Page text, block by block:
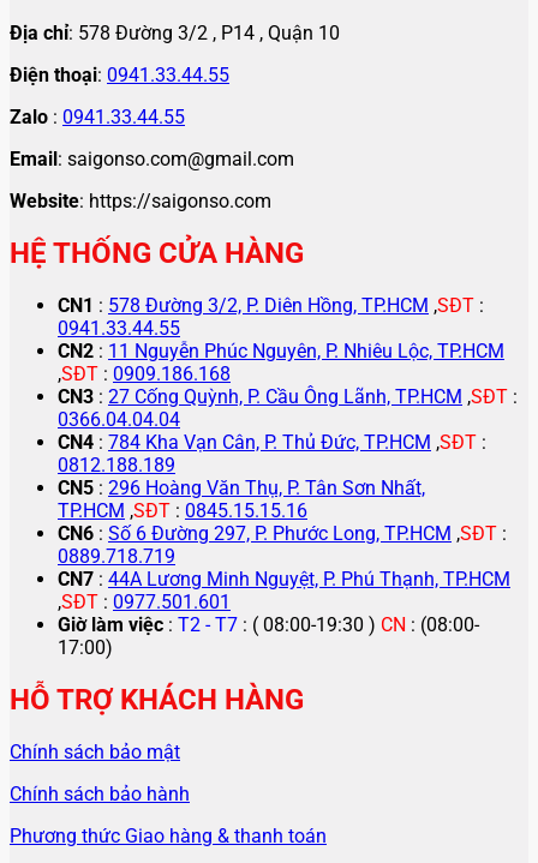
Địa chỉ: 578 Đường 3/2 , P14 , Quận 10
Điện thoại: 0941.33.44.55
Zalo : 0941.33.44.55
Email: saigonso.com@gmail.com
Website: https://saigonso.com
HỆ THỐNG CỬA HÀNG
CN1 : 578 Đường 3/2, P. Diên Hồng, TP.HCM ,SĐT :
0941.33.44.55
CN2 : 11 Nguyễn Phúc Nguyên, P. Nhiêu Lộc, TP.HCM
,SĐT : 0909.186.168
CN3 : 27 Cống Quỳnh, P. Cầu Ông Lãnh, TP.HCM ,SĐT :
0366.04.04.04
CN4 : 784 Kha Vạn Cân, P. Thủ Đức, TP.HCM ,SĐT :
0812.188.189
CN5 : 296 Hoàng Văn Thụ, P. Tân Sơn Nhất,
TP.HCM ,SĐT : 0845.15.15.16
CN6 : Số 6 Đường 297, P. Phước Long, TP.HCM ,SĐT :
0889.718.719
CN7 : 44A Lương Minh Nguyệt, P. Phú Thạnh, TP.HCM
,SĐT : 0977.501.601
Giờ làm việc : T2 - T7 : ( 08:00-19:30 ) CN : (08:00-
17:00)
HỖ TRỢ KHÁCH HÀNG
Chính sách bảo mật
Chính sách bảo hành
Phương thức Giao hàng & thanh toán